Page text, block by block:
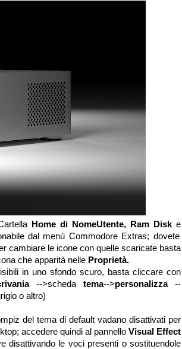
Home di NomeUtente, Ram Diske
dal menù Commodore Extras; dovete
cambiare le icone con quelle scaricate basta
che apparità nelle Proprietà.
in uno sfondo scuro, basta cliccare con
-->scheda tema-->personalizza --
o altro)
del tema di default vadano disattivati per
accedere quindi al pannello Visual Effect
disattivando le voci presenti o sostituendole